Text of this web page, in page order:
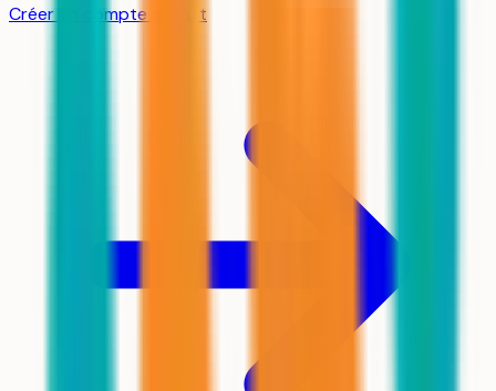
Créer un compte gratuit